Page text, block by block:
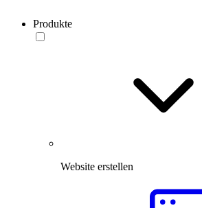
Produkte
Website erstellen